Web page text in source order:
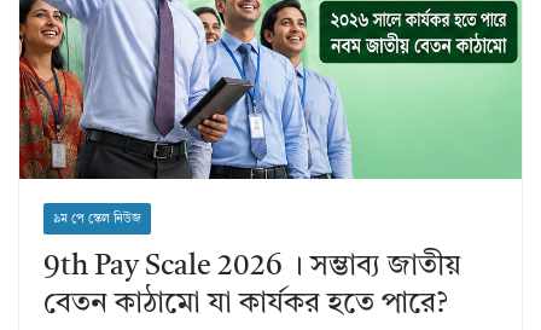
৯ম পে স্কেল নিউজ
9th Pay Scale 2026 । সম্ভাব্য জাতীয়
বেতন কাঠামো যা কার্যকর হতে পারে?